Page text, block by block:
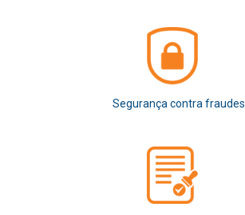
Segurança contra fraudes